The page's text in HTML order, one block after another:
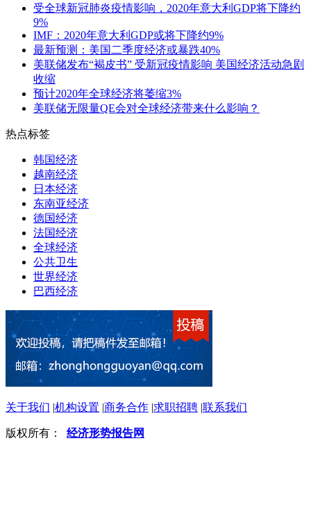
受全球新冠肺炎疫情影响，2020年意大利GDP将下降约
9%
IMF：2020年意大利GDP或将下降约9%
最新预测：美国二季度经济或暴跌40%
美联储发布“褐皮书” 受新冠疫情影响 美国经济活动急剧
收缩
预计2020年全球经济将萎缩3%
美联储无限量QE会对全球经济带来什么影响？
热点标签
韩国经济
越南经济
日本经济
东南亚经济
德国经济
法国经济
全球经济
公共卫生
世界经济
巴西经济
关于我们 |机构设置 |商务合作 |求职招聘 |联系我们
版权所有： 经济形势报告网